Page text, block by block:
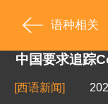
语种相关
中国要求追踪
[西语新闻]